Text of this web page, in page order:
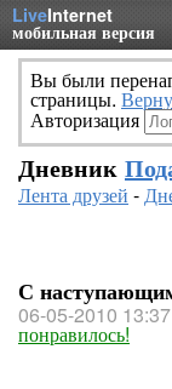
LiveInternet
мобильная версия
Вы были
страницы.
Авторизация
Дневник
Лента друзей -
С
06-05-2010 13:37
понравилось!